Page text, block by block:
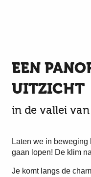
EEN
UITZICHT
in de vallei
Laten we in beweging
gaan lopen! De klim
Je komt langs de